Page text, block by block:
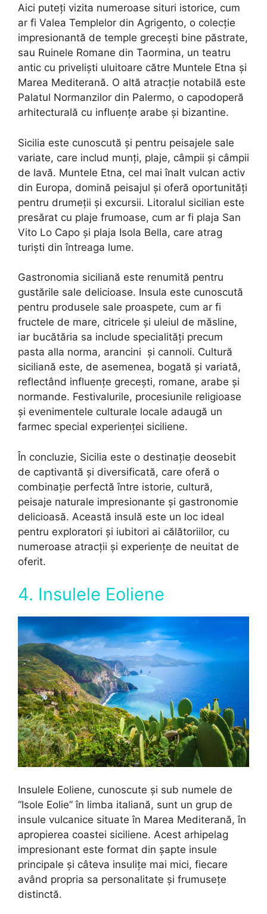
Aici puteți vizita numeroase situri istorice, cum
ar fi Valea Templelor din Agrigento, o colecție
impresionantă de temple grecești bine păstrate,
sau Ruinele Romane din Taormina, un teatru
antic cu priveliști uluitoare către Muntele Etna și
Marea Mediterană. O altă atracție notabilă este
Palatul Normanzilor din Palermo, o capodoperă
arhitecturală cu influențe arabe și bizantine.
Sicilia este cunoscută și pentru peisajele sale
variate, care includ munți, plaje, câmpii și câmpii
de lavă. Muntele Etna, cel mai înalt vulcan activ
din Europa, domină peisajul și oferă oportunități
pentru drumeții și excursii. Litoralul sicilian este
presărat cu plaje frumoase, cum ar fi plaja San
Vito Lo Capo și plaja Isola Bella, care atrag
turiști din întreaga lume.
Gastronomia siciliană este renumită pentru
gustările sale delicioase. Insula este cunoscută
pentru produsele sale proaspete, cum ar fi
fructele de mare, citricele și uleiul de măsline,
iar bucătăria sa include specialități precum
pasta alla norma, arancini și cannoli. Cultură
siciliană este, de asemenea, bogată și variată,
reflectând influențe grecești, romane, arabe și
normande. Festivalurile, procesiunile religioase
și evenimentele culturale locale adaugă un
farmec special experienței siciliene.
În concluzie, Sicilia este o destinație deosebit
de captivantă și diversificată, care oferă o
combinație perfectă între istorie, cultură,
peisaje naturale impresionante și gastronomie
delicioasă. Această insulă este un loc ideal
pentru exploratori și iubitori ai călătoriilor, cu
numeroase atracții și experiențe de neuitat de
oferit.
4. Insulele Eoliene
Insulele Eoliene, cunoscute și sub numele de
“Isole Eolie” în limba italiană, sunt un grup de
insule vulcanice situate în Marea Mediterană, în
apropierea coastei siciliene. Acest arhipelag
impresionant este format din șapte insule
principale și câteva insulițe mai mici, fiecare
având propria sa personalitate și frumusețe
distinctă.